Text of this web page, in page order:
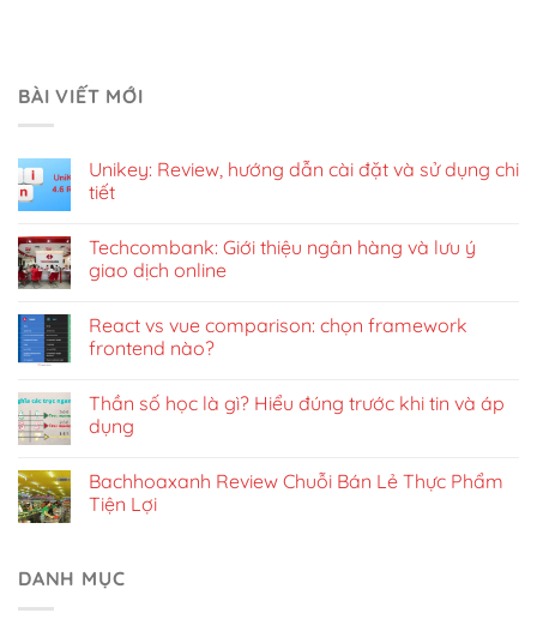
BÀI VIẾT MỚI
Unikey: Review, hướng dẫn cài đặt và sử dụng chi
tiết
Techcombank: Giới thiệu ngân hàng và lưu ý
giao dịch online
React vs vue comparison: chọn framework
frontend nào?
Thần số học là gì? Hiểu đúng trước khi tin và áp
dụng
Bachhoaxanh Review Chuỗi Bán Lẻ Thực Phẩm
Tiện Lợi
DANH MỤC